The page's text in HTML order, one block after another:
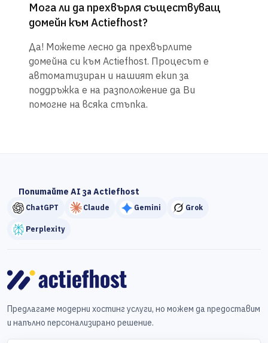
Мога ли да прехвърля съществуващ
домейн към Actiefhost?
Да! Можете лесно да прехвърлите
домейна си към Actiefhost. Процесът е
автоматизиран и нашият екип за
поддръжка е на разположение да Ви
помогне на всяка стъпка.
Попитайте AI за Actiefhost
ChatGPT Claude Gemini Grok
Perplexity
Предлагаме модерни хостинг услуги, но можем да предоставим
и напълно персонализирано решение.